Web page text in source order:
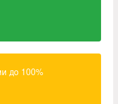
до 100%